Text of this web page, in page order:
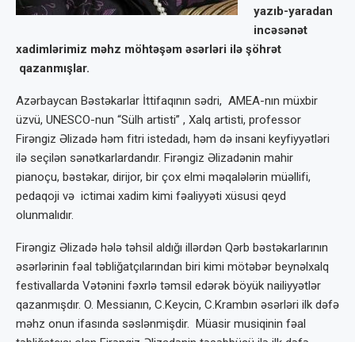
yazıb-yaradan
incəsənət
xadimlərimiz məhz möhtəşəm əsərləri ilə şöhrət
qazanmışlar.
Azərbaycan Bəstəkarlar İttifaqının sədri, AMEA-nın müxbir
üzvü, UNESCO-nun “Sülh artisti” , Xalq artisti, professor
Firəngiz Əlizadə həm fitri istedadı, həm də insani keyfiyyətləri
ilə seçilən sənətkarlardandır. Firəngiz Əlizadənin mahir
pianoçu, bəstəkar, dirijor, bir çox elmi məqalələrin müəllifi,
pedaqoji və ictimai xadim kimi fəaliyyəti xüsusi qeyd
olunmalıdır.
Firəngiz Əlizadə hələ təhsil aldığı illərdən Qərb bəstəkarlarının
əsərlərinin fəal təbliğatçılarından biri kimi mötəbər beynəlxalq
festivallarda Vətənini fəxrlə təmsil edərək böyük nailiyyətlər
qazanmışdır. O. Messianın, C.Keycin, C.Krambın əsərləri ilk dəfə
məhz onun ifasında səslənmişdir. Müasir musiqinin fəal